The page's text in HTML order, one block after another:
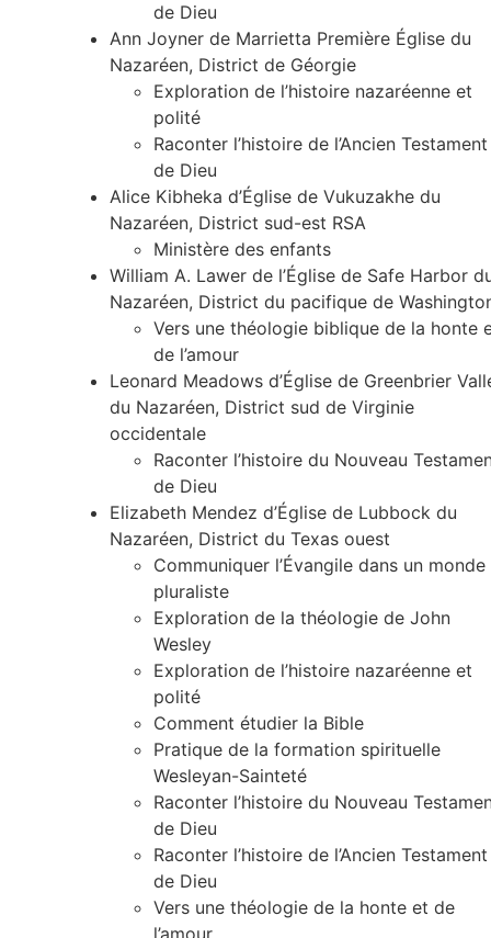
de Dieu
Ann Joyner de Marrietta Première Église du
Nazaréen, District de Géorgie
Exploration de l’histoire nazaréenne et
polité
Raconter l’histoire de l’Ancien Testament
de Dieu
Alice Kibheka d’Église de Vukuzakhe du
Nazaréen, District sud-est RSA
Ministère des enfants
William A. Lawer de l’Église de Safe Harbor
Nazaréen, District du pacifique de
Vers une théologie biblique de la honte
de l’amour
Leonard Meadows d’Église de Greenbrier
du Nazaréen, District sud de Virginie
occidentale
Raconter l’histoire du Nouveau
de Dieu
Elizabeth Mendez d’Église de Lubbock du
Nazaréen, District du Texas ouest
Communiquer l’Évangile dans un monde
pluraliste
Exploration de la théologie de John
Wesley
Exploration de l’histoire nazaréenne et
polité
Comment étudier la Bible
Pratique de la formation spirituelle
Wesleyan-Sainteté
Raconter l’histoire du Nouveau
de Dieu
Raconter l’histoire de l’Ancien Testament
de Dieu
Vers une théologie de la honte et de